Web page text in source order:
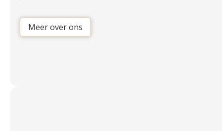
Meer over ons